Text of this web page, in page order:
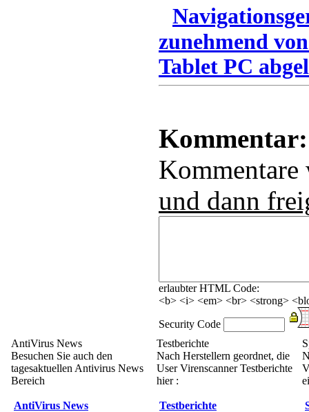
zunehmend
Tablet PC
Kommentar:
und dann
erlaubter HTML Code:
<b> <i> <em> <br> <strong>
Security Code
AntiVirus News
Besuchen Sie auch den
tagesaktuellen Antivirus News
Bereich
AntiVirus News
Testberichte
Nach Herstellern geordnet, die
User Virenscanner Testberichte
hier :
Testberichte